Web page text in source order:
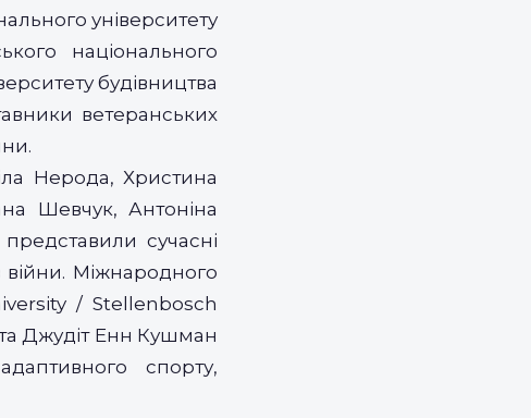
університету
національного
будівництва
ветеранських
Нерода, Христина
Шевчук, Антоніна
сучасні
війни. Міжнародного
/ Stellenbosch
Джудіт Енн Кушман
спорту,